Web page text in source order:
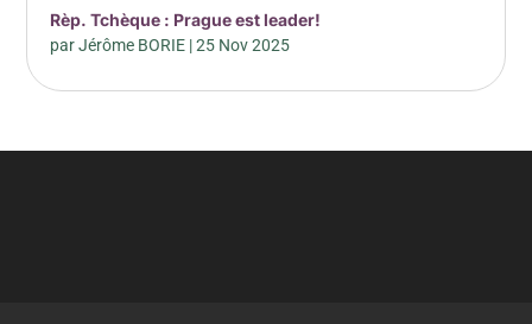
Rèp. Tchèque : Prague est leader!
parJérôme BORIE |25 Nov 2025